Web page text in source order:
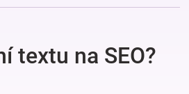
textu na SEO?